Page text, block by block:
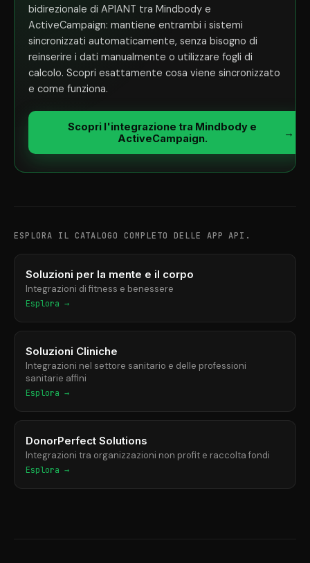
bidirezionale di APIANT tra Mindbody e
ActiveCampaign: mantiene entrambi i sistemi
sincronizzati automaticamente, senza bisogno di
reinserire i dati manualmente o utilizzare fogli di
calcolo. Scopri esattamente cosa viene sincronizzato
e come funziona.
Scopri l'integrazione tra Mindbody e
ActiveCampaign.
→
ESPLORA IL CATALOGO COMPLETO DELLE APP API.
Soluzioni per la mente e il corpo
Integrazioni di fitness e benessere
Esplora →
Soluzioni Cliniche
Integrazioni nel settore sanitario e delle professioni
sanitarie affini
Esplora →
DonorPerfect Solutions
Integrazioni tra organizzazioni non profit e raccolta fondi
Esplora →